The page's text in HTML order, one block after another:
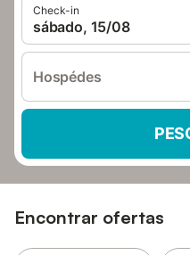
Check-in
sábado, 15/08
Hospédes
Encontrar ofertas